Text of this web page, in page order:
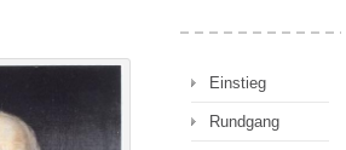
Einstieg
Rundgang